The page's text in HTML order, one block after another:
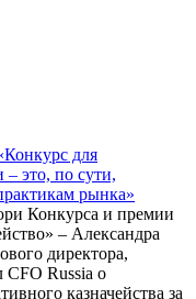
для
– это, по сути,
рынка»
Конкурса и премии
– Александра
директора,
CFO Russia о
казначейства за